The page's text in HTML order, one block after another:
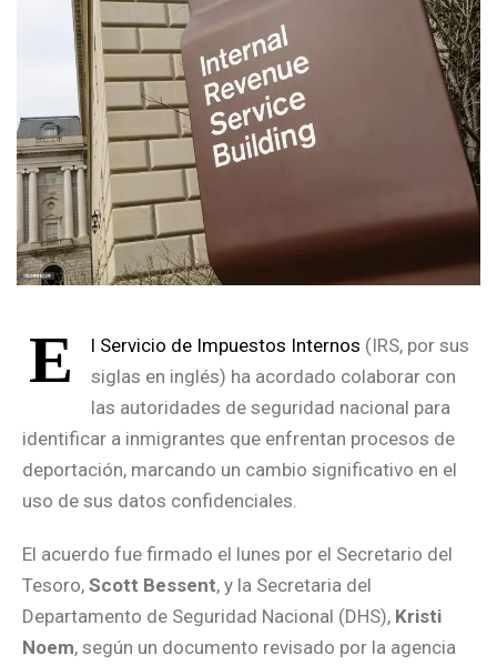
E l Servicio de Impuestos Internos (IRS, por sus
siglas en inglés) ha acordado colaborar con
las autoridades de seguridad nacional para
identificar a inmigrantes que enfrentan procesos de
deportación, marcando un cambio significativo en el
uso de sus datos confidenciales.
El acuerdo fue firmado el lunes por el Secretario del
Tesoro, Scott Bessent, y la Secretaria del
Departamento de Seguridad Nacional (DHS), Kristi
Noem, según un documento revisado por la agencia